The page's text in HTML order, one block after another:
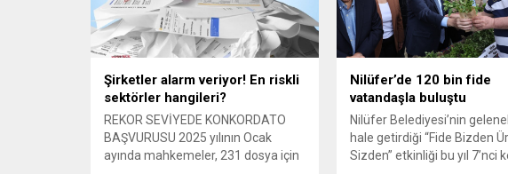
Şirketler alarm veriyor! En riskli
sektörler hangileri?
REKOR SEVİYEDE KONKORDATO
BAŞVURUSU 2025 yılının Ocak
ayında mahkemeler, 231 dosya için
Nilüfer’de 120 bin fide
vatandaşla buluştu
Nilüfer Belediyesi’nin
hale getirdiği “Fide Bizden
Sizden” etkinliği bu yıl 7’nci